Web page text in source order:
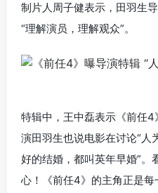
制片人周子健表示，田羽生
“理解演员，理解观众”。
特辑中，王中磊表示《前任4
演田羽生也说电影在讨论“人
好的结婚，都叫英年早婚”。
心！《前任4》的主角正是